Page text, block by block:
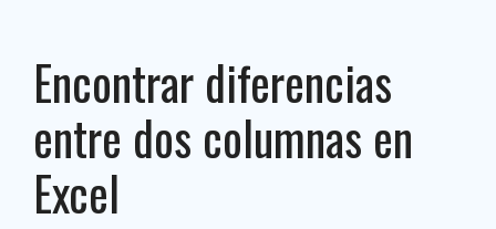
Encontrar diferencias
entre dos columnas en
Excel